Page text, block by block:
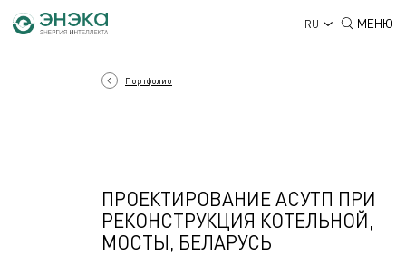
RU МЕНЮ
Портфолио
ПРОЕКТИРОВАНИЕ АСУТП ПРИ
РЕКОНСТРУКЦИЯ КОТЕЛЬНОЙ,
МОСТЫ, БЕЛАРУСЬ